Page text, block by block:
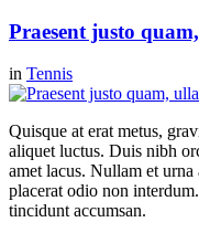
Praesent justo
in Tennis
Quisque at erat metus,
aliquet luctus. Duis nibh
amet lacus. Nullam et
placerat odio non
tincidunt accumsan.